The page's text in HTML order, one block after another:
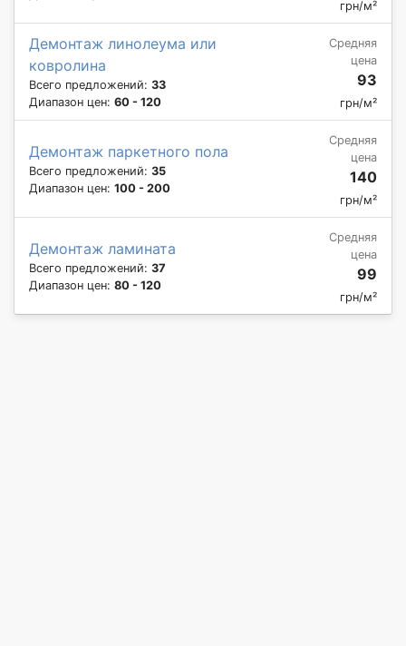
грн/м²
Демонтаж линолеума или
ковролина
Всего предложений: 33
Диапазон цен: 60 - 120
Средняя
цена
93
грн/м²
Демонтаж паркетного пола
Всего предложений: 35
Диапазон цен: 100 - 200
Средняя
цена
140
грн/м²
Демонтаж ламината
Всего предложений: 37
Диапазон цен: 80 - 120
Средняя
цена
99
грн/м²